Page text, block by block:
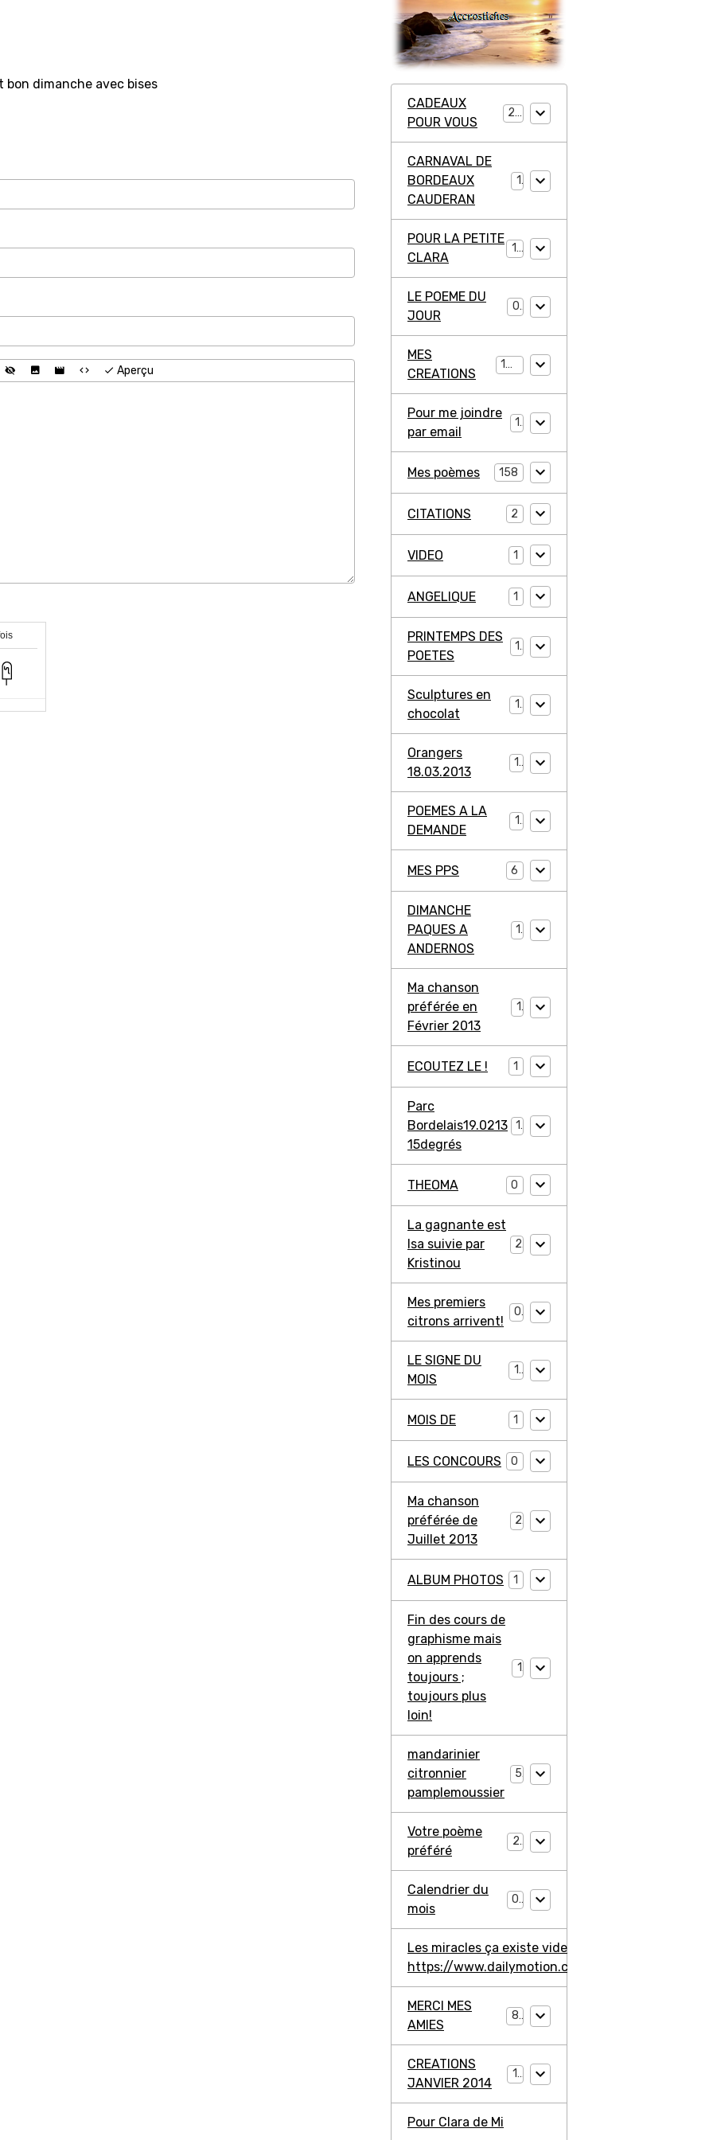
bon dimanche avec bises
Aperçu
CADEAUX
POUR VOUS
20
CARNAVAL DE
BORDEAUX
CAUDERAN
1
POUR LA PETITE
CLARA
11
LE POEME DU
JOUR
0
MES
CREATIONS
194
Pour me joindre
par email
1
Mes poèmes 158
CITATIONS 2
VIDEO 1
ANGELIQUE 1
PRINTEMPS DES
POETES
1
Sculptures en
chocolat
1
Orangers
18.03.2013
1
POEMES A LA
DEMANDE
1
MES PPS 6
DIMANCHE
PAQUES A
ANDERNOS
1
Ma chanson
préférée en
Février 2013
1
ECOUTEZ LE ! 1
Parc
Bordelais19.0213
15degrés
1
THEOMA 0
La gagnante est
Isa suivie par
Kristinou
2
Mes premiers
citrons arrivent!
0
LE SIGNE DU
MOIS
1
MOIS DE 1
LES CONCOURS 0
Ma chanson
préférée de
Juillet 2013
2
ALBUM PHOTOS 1
Fin des cours de
graphisme mais
on apprends
toujours ;
toujours plus
loin!
1
mandarinier
citronnier
pamplemoussier
5
Votre poème
préféré
2
Calendrier du
mois
0
Les miracles ça existe video ma jambe avant
https://www.dailymotion.com/video/
MERCI MES
AMIES
8
CREATIONS
JANVIER 2014
11
Pour Clara de Mi